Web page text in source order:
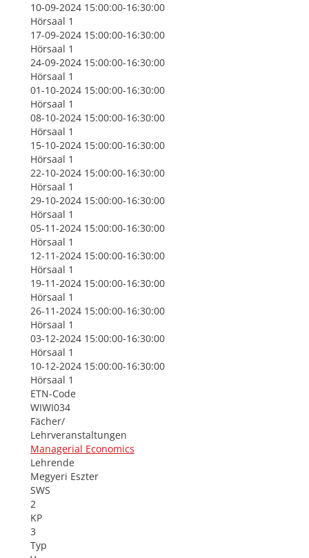
10-09-2024 15:00:00-16:30:00
Hörsaal 1
17-09-2024 15:00:00-16:30:00
Hörsaal 1
24-09-2024 15:00:00-16:30:00
Hörsaal 1
01-10-2024 15:00:00-16:30:00
Hörsaal 1
08-10-2024 15:00:00-16:30:00
Hörsaal 1
15-10-2024 15:00:00-16:30:00
Hörsaal 1
22-10-2024 15:00:00-16:30:00
Hörsaal 1
29-10-2024 15:00:00-16:30:00
Hörsaal 1
05-11-2024 15:00:00-16:30:00
Hörsaal 1
12-11-2024 15:00:00-16:30:00
Hörsaal 1
19-11-2024 15:00:00-16:30:00
Hörsaal 1
26-11-2024 15:00:00-16:30:00
Hörsaal 1
03-12-2024 15:00:00-16:30:00
Hörsaal 1
10-12-2024 15:00:00-16:30:00
Hörsaal 1
ETN-Code
WIWI034
Fächer/
Lehrveranstaltungen
Managerial Economics
Lehrende
Megyeri Eszter
SWS
2
KP
3
Typ